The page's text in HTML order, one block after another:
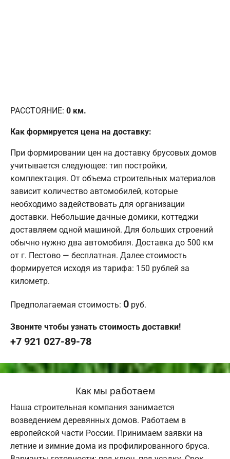
РАССТОЯНИЕ: 0 км.
Как формируется цена на доставку:
При формировании цен на доставку брусовых домов
учитывается следующее: тип постройки,
комплектация. От объема строительных материалов
зависит количество автомобилей, которые
необходимо задействовать для организации
доставки. Небольшие дачные домики, коттеджи
доставляем одной машиной. Для больших строений
обычно нужно два автомобиля. Доставка до 500 км
от г. Пестово — бесплатная. Далее стоимость
формируется исходя из тарифа: 150 рублей за
километр.
Предполагаемая стоимость: 0 руб.
Звоните чтобы узнать стоимость доставки!
+7 921 027-89-78
Как мы работаем
Наша строительная компания занимается
возведением деревянных домов. Работаем в
европейской части России. Принимаем заявки на
летние и зимние дома из профилированного бруса.